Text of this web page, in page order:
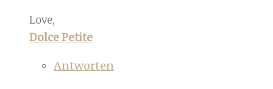
Love,
Dolce Petite
Antworten